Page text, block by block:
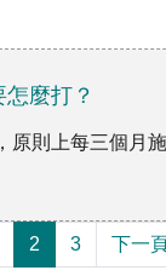
麼打？
原則上每三個月
2 3 下一